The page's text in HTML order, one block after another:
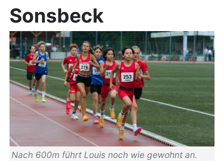
Sonsbeck
Nach 600m führt Louis noch wie gewohnt an.